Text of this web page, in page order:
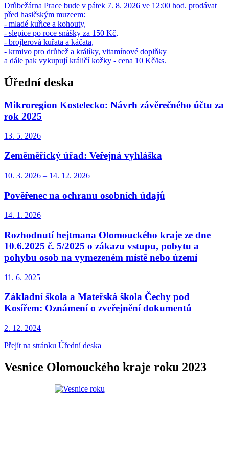
Drůbežárna Prace bude v pátek 7. 8. 2026 ve 12:00 hod. prodávat
před hasičským muzeem:
- mladé kuřice a kohouty,
- slepice po roce snášky za 150 Kč,
- brojlerová kuřata a káčata,
- krmivo pro drůbež a králíky, vitamínové doplňky
a dále pak vykupují králičí kožky - cena 10 Kč/ks.
Úřední deska
Mikroregion Kostelecko: Návrh závěrečného účtu za
rok 2025
13. 5. 2026
Zeměměřický úřad: Veřejná vyhláška
10. 3. 2026 – 14. 12. 2026
Pověřenec na ochranu osobních údajů
14. 1. 2026
Rozhodnutí hejtmana Olomouckého kraje ze dne
10.6.2025 č. 5/2025 o zákazu vstupu, pobytu a
pohybu osob na vymezeném místě nebo území
11. 6. 2025
Základní škola a Mateřská škola Čechy pod
Kosířem: Oznámení o zveřejnění dokumentů
2. 12. 2024
Přejít na stránku Úřední deska
Vesnice Olomouckého kraje roku 2023